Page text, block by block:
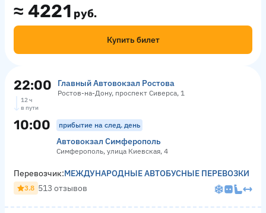
≈ 4221 руб.
Купить билет
22:00 Главный Автовокзал Ростова
Ростов-на-Дону, проспект Сиверса, 1
12 ч
в пути
10:00 прибытие на след. день
Автовокзал Симферополь
Симферополь, улица Киевская, 4
Перевозчик:МЕЖДУНАРОДНЫЕ АВТОБУСНЫЕ ПЕРЕВОЗКИ
3.8 513 отзывов